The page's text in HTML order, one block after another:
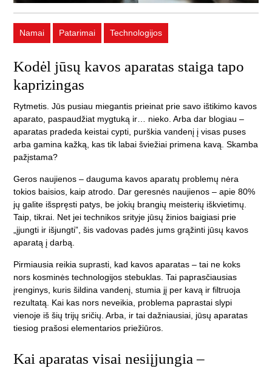
Namai Patarimai Technologijos
Kodėl jūsų kavos aparatas staiga tapo
kaprizingas
Rytmetis. Jūs pusiau miegantis prieinat prie savo ištikimo kavos
aparato, paspaudžiat mygtuką ir… nieko. Arba dar blogiau –
aparatas pradeda keistai cypti, purškia vandenį į visas puses
arba gamina kažką, kas tik labai šviežiai primena kavą. Skamba
pažįstama?
Geros naujienos – dauguma kavos aparatų problemų nėra
tokios baisios, kaip atrodo. Dar geresnės naujienos – apie 80%
jų galite išspręsti patys, be jokių brangių meisterių iškvietimų.
Taip, tikrai. Net jei technikos srityje jūsų žinios baigiasi prie
„įjungti ir išjungti”, šis vadovas padės jums grąžinti jūsų kavos
aparatą į darbą.
Pirmiausia reikia suprasti, kad kavos aparatas – tai ne koks
nors kosminės technologijos stebuklas. Tai paprasčiausias
įrenginys, kuris šildina vandenį, stumia jį per kavą ir filtruoja
rezultatą. Kai kas nors neveikia, problema paprastai slypi
vienoje iš šių trijų sričių. Arba, ir tai dažniausiai, jūsų aparatas
tiesiog prašosi elementarios priežiūros.
Kai aparatas visai nesiįjungia –